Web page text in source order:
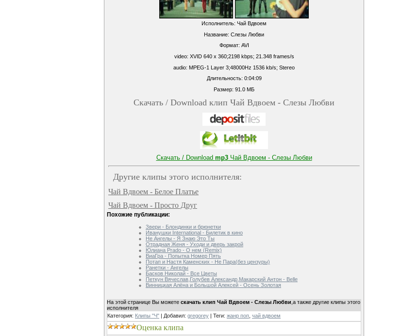
Исполнитель: Чай Вдвоем
Название: Слезы Любви
Формат: AVI
video: XVID 640 x 360;2198 kbps; 21.348 frames/s
audio: MPEG-1 Layer 3;48000Hz 1536 kb/s; Stereo
Длительность: 0:04:09
Размер: 91.0 МБ
Скачать / Download клип Чай Вдвоем - Слезы Любви
Скачать / Download mp3Чай Вдвоем - Слезы Любви
Другие клипы этого исполнителя:
Чай Вдвоем - Белое Платье
Чай Вдвоем - Просто Друг
Похожие публикации:
Звери - Блондинки и брюнетки
Иванушки International - Билетик в кино
Не Ангелы - Я Знаю Это Ты
Отрадная Женя - Уходи и дверь закрой
Юлиана Prado - О нем (Remix)
ВиаГра - Попытка Номер Пять
Потап и Настя Каменских - Не Пара(без цензуры)
Ранетки - Ангелы
Басков Николай - Все Цветы
Петкун Вячеслав,Голубев Александр,Макарский Антон - Belle
Винницкая Алёна и Большой Алексей - Осень Золотая
На этой странице Вы можете скачать клип Чай Вдвоем - Слезы Любви ,а также другие клипы этого
исполнителя
Категория: Клипы "Ч" | Добавил: gregorey | Теги: жанр поп чай вдвоем
Оценка клипа